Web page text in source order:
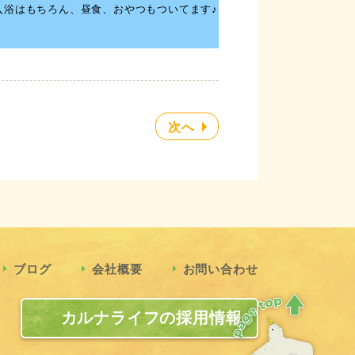
はもちろん、昼食、おやつもついてます♪
次へ
ブログ 会社概要 お問い合わせ
カルナライフの採用情報